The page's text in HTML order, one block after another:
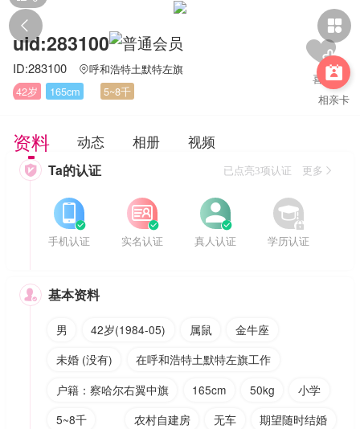
 

相亲卡
uid:283100
ID:283100 呼和浩特土默特左旗
42岁
165cm 5~8千
资料 动态 相册 视频
 Ta的认证 已点亮3项认证 更多


手机认证


实名认证


真人认证


学历认证
 基本资料
男 42岁(1984-05) 属鼠
金牛座
未婚 (没有)
在呼和浩特土默特左旗工作
户籍：察哈尔右翼中旗
165cm 50kg
小学
5~8千
农村自建房 无车
期望随时结婚